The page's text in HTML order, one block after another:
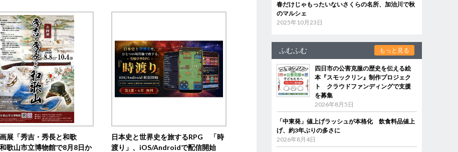
展「秀吉・秀長と和歌
歌山市立博物館で8月8日か
日本史と世界史を旅するRPG 「時
渡り」、iOS/Androidで配信開始
春だけじゃもったいないさくらの名所、加治川で秋
のマルシェ
2025年10月23日
ふむふむ もっと見る
四日市の公害克服の歴史を伝える絵
本『スモックリン』制作プロジェク
ト クラウドファンディングで支援
を募集
2026年8月5日
「中東発」値上げラッシュが本格化 飲食料品値上
げ、約3年ぶりの多さに
2026年8月4日